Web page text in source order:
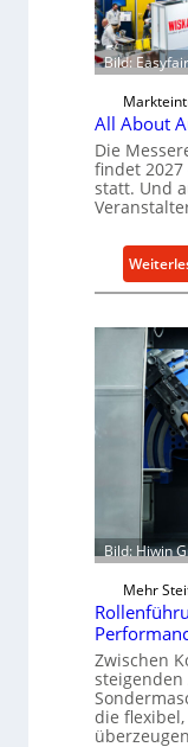
Bild:
All About
Die
findet
statt. Und
Bild: Hiwin
Mehr
Zwischen
die